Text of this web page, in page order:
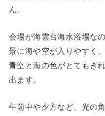
ん。
会場が海雲台海水浴場な
景に海や空が入りやすく
青空と海の色がとてもき
出ます。
午前中や夕方など、光の